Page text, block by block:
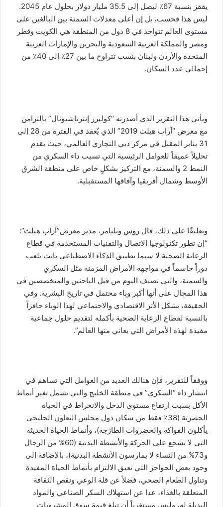
يقفز بنسبة 67٪ ليصل إلى 35.5 مليار دولار بحلول عام 2045.
ليس هذا فحسب، بل إن أعلى معدلات السمنة بين البالغين على
مستوى العالم تتواجد في 8 دول من المنطقة هي الكويت وقطر
ومصر والمملكة العربية السعودية والبحرين والإمارات العربية
المتحدة والأردن ولبنان بنسب تتراوح ما بين 27٪ إلى 40٪ من
إجمالي عدد السكان.
ويأتي هذا التقرير الذي أصدرته “كوليرز إنترناشيونال” بالتزامن
مع معرض “آراب هيلث 2019” الذي يُعقد في الفترة من 28 إلى
31 يناير المقبل في مركز دبي التجاري العالمي، حيث يقدم
تحليلاً عميقاً للعوامل الرئيسية التي تسبب داء السكري من
النمط 2 والسمنة، مع التركيز بشكلٍ خاص على منطقة الشرق
الأوسط وشمال أفريقيا وآفاقها المستقبلية.
وتعليقًا على ذلك، قال روس ويليامز، مدير معرض”آراب هيلث”:
“إن تطور تكنولوجيا الاتصال والتقنيات المستخدمة في قطاع
الرعاية الصحية لا سيما تطبيق الذكاء الاصطناعي باتت تلعب
دوراً حاسماً في مواجهة الأمراض المزمنة مثل السكري
والسمنة، والتي تصنف اليوم من قبل الباحثين والمتخصصين في
هذا المجال على أنها أكبر وباء محتمل في تاريخ البشرية. وفي
الحقيقة، يشكل الأثر الاقتصادي والاجتماعي لهذا الوباء حافزاً
بالنسبة لقطاع الرعاية الصحية بأكمله لتقديم حلول جماعية
مفيدة لهذه الأمراض التي يعاني منها العالم”.
ووفقاً للتقرير، فإن هنالك العديد من العوامل التي تساهم في
انتشار داء “السكري” في منطقة الخليج والتي تشمل تغير أنماط
الأكل بسبب ارتفاع مستوى الدخل والانخراط في الحياة
الحضرية (38٪ فقط من سكان دول مجلس التعاون الخليجي
يأكلون الفواكه والخضروات الطازجة)، وأنماط الحياة الحديثة
التي لا تشجع على الحركة والأنشطة البدنية (60% من الرجال
و73% من النساء لا يمارسون الأنشطة البدنية)، بالإضافة إلى
وجود بعض الحواجز التي تعيق الالتزام بأنماط الحياة المفيدة
وتناول الطعام الصحي، فضلاً عن قلة الوعي ونقص الثقافة
المتعلقة بالغذاء، عدا عن استهلاك السكر الصناعي والمواد
البديلة له، وليس مستغرباً أن تبلغ قيمة سوق المشروبات